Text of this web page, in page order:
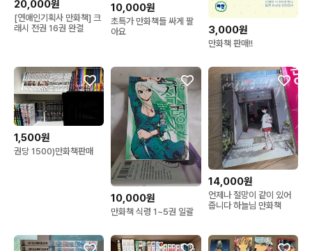
20,000원
[연애인기획사 만화책] 크
래시 전권 16권 완결
10,000원
초특가 만화책들 싸게 팔
아요
3,000원
만화책 판매!!
1,500원
권당 1500)만화책판매
10,000원
만화책 식령 1~5권 일괄
14,000원
언제나 절망이 같이 있어
줍니다 하늘님 만화책